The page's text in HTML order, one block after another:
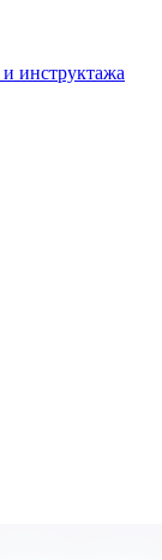
инструктажа